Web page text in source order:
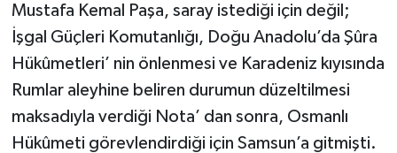
Mustafa Kemal Paşa, saray istediği için değil;
İşgal Güçleri Komutanlığı, Doğu Anadolu’da Şûra
Hükûmetleri’ nin önlenmesi ve Karadeniz kıyısında
Rumlar aleyhine beliren durumun düzeltilmesi
maksadıyla verdiği Nota’ dan sonra, Osmanlı
Hükûmeti görevlendirdiği için Samsun’a gitmişti.